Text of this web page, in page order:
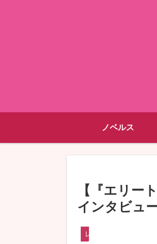
ノベルス
【『エリー
インタビュー
レーベル情報